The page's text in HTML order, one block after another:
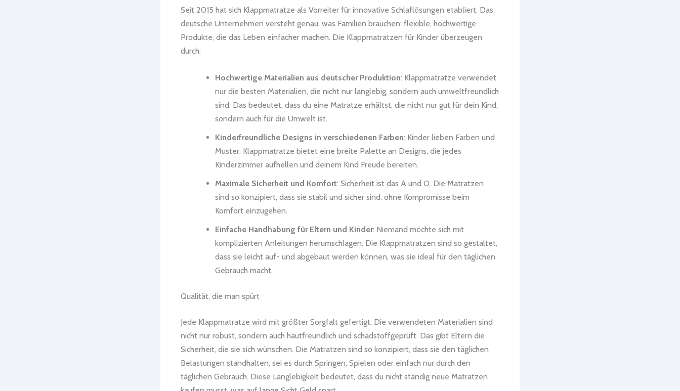
Seit 2015 hat sich Klappmatratze als Vorreiter für innovative Schlaflösungen etabliert. Das
deutsche Unternehmen versteht genau, was Familien brauchen: flexible, hochwertige
Produkte, die das Leben einfacher machen. Die Klappmatratzen für Kinder überzeugen
durch:
Hochwertige Materialien aus deutscher Produktion: Klappmatratze verwendet
nur die besten Materialien, die nicht nur langlebig, sondern auch umweltfreundlich
sind. Das bedeutet, dass du eine Matratze erhältst, die nicht nur gut für dein Kind,
sondern auch für die Umwelt ist.
Kinderfreundliche Designs in verschiedenen Farben: Kinder lieben Farben und
Muster. Klappmatratze bietet eine breite Palette an Designs, die jedes
Kinderzimmer aufhellen und deinem Kind Freude bereiten.
Maximale Sicherheit und Komfort: Sicherheit ist das A und O. Die Matratzen
sind so konzipiert, dass sie stabil und sicher sind, ohne Kompromisse beim
Komfort einzugehen.
Einfache Handhabung für Eltern und Kinder: Niemand möchte sich mit
komplizierten Anleitungen herumschlagen. Die Klappmatratzen sind so gestaltet,
dass sie leicht auf- und abgebaut werden können, was sie ideal für den täglichen
Gebrauch macht.
Qualität, die man spürt
Jede Klappmatratze wird mit größter Sorgfalt gefertigt. Die verwendeten Materialien sind
nicht nur robust, sondern auch hautfreundlich und schadstoffgeprüft. Das gibt Eltern die
Sicherheit, die sie sich wünschen. Die Matratzen sind so konzipiert, dass sie den täglichen
Belastungen standhalten, sei es durch Springen, Spielen oder einfach nur durch den
täglichen Gebrauch. Diese Langlebigkeit bedeutet, dass du nicht ständig neue Matratzen